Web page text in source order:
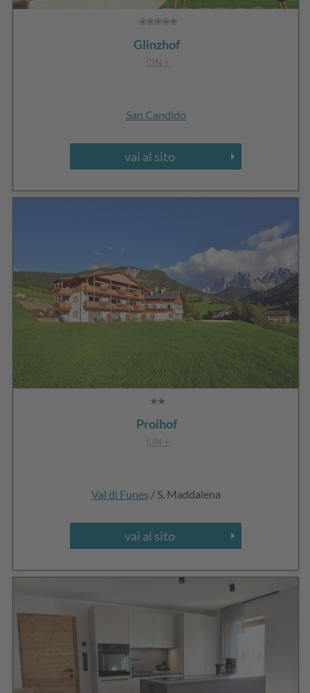
Glinzhof
CIN +
San Candido
vai al sito
Proihof
CIN +
Val di Funes / S. Maddalena
vai al sito